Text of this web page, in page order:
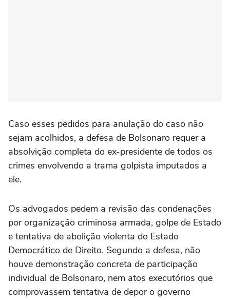
Caso esses pedidos para anulação do caso não
sejam acolhidos, a defesa de Bolsonaro requer a
absolvição completa do ex-presidente de todos os
crimes envolvendo a trama golpista imputados a
ele.
Os advogados pedem a revisão das condenações
por organização criminosa armada, golpe de Estado
e tentativa de abolição violenta do Estado
Democrático de Direito. Segundo a defesa, não
houve demonstração concreta de participação
individual de Bolsonaro, nem atos executórios que
comprovassem tentativa de depor o governo